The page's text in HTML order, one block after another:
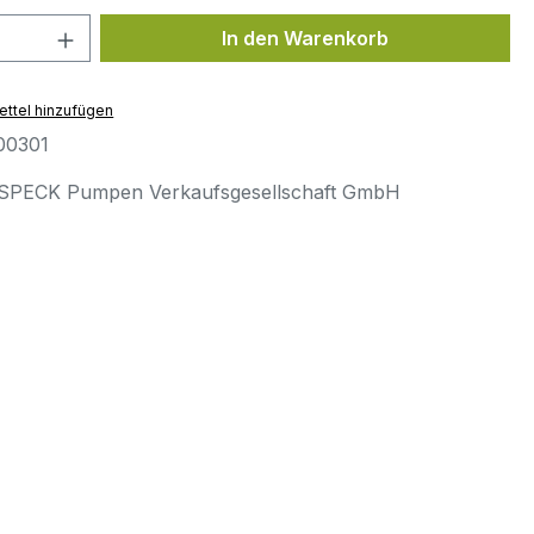
Anzahl: Gib den gewünschten Wert
In den Warenkorb
hinzufügen
Pumpen Verkaufsgesellschaft GmbH